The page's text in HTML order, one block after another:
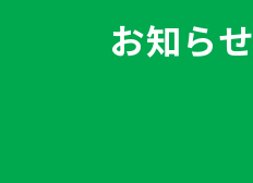
お知らせ